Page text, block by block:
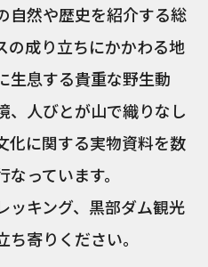
自然や歴史を紹介する総
の成り立ちにかかわる地
生息する貴重な野生動
、人びとが山で織りなし
化に関する実物資料を数
っています。
ッキング、黒部ダム観光
寄りください。